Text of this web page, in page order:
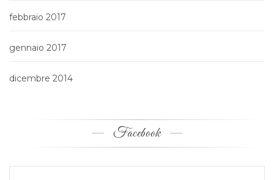
febbraio 2017
gennaio 2017
dicembre 2014
Facebook